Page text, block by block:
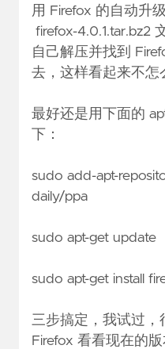
用 Firefox 的自动升
firefox-4.0.1.tar.bz2
自己解压并找到
去，这样看起来不怎
最好还是用下面的
下：
sudo add-apt-
daily/ppa
sudo apt-get update
sudo apt-get install
三步搞定，我试过
Firefox 看看现在的